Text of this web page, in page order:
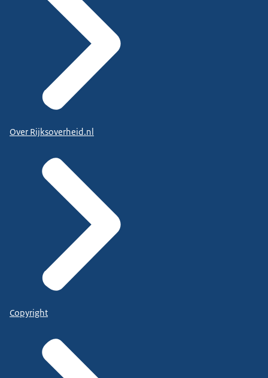
Over Rijksoverheid.nl
Copyright